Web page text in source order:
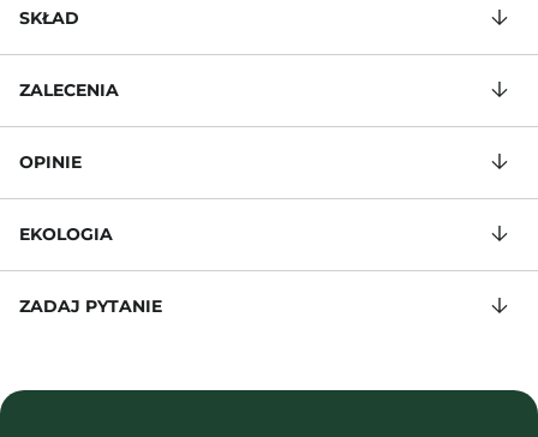
SKŁAD
ZALECENIA
OPINIE
EKOLOGIA
ZADAJ PYTANIE